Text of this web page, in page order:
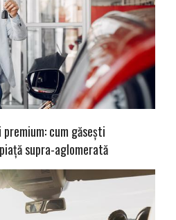
cum găsești
supra-aglomerată